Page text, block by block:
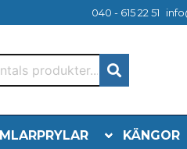
040 - 615 22 51
KÄNGOR